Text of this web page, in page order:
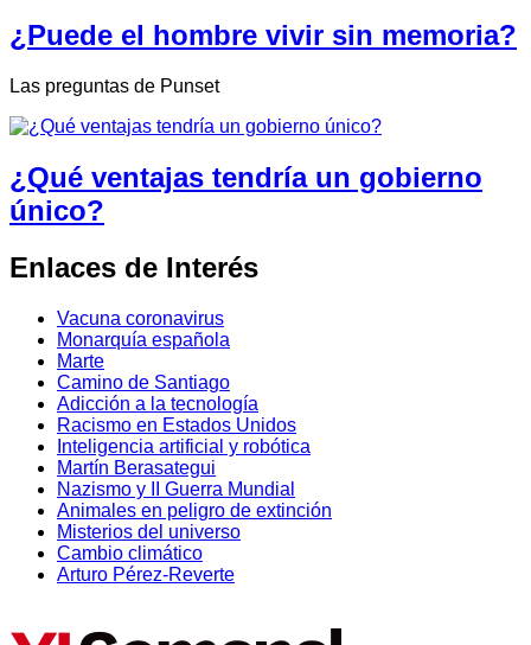
¿Puede el hombre vivir sin memoria?
Las preguntas de Punset
¿Qué ventajas tendría un gobierno
único?
Enlaces de Interés
Vacuna coronavirus
Monarquía española
Marte
Camino de Santiago
Adicción a la tecnología
Racismo en Estados Unidos
Inteligencia artificial y robótica
Martín Berasategui
Nazismo y II Guerra Mundial
Animales en peligro de extinción
Misterios del universo
Cambio climático
Arturo Pérez-Reverte